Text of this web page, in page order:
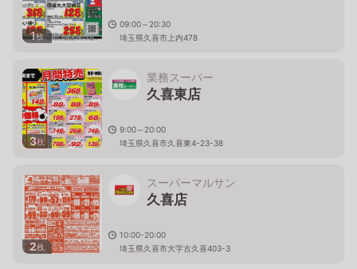
1枚
09:00～20:30
埼玉県久喜市上内478
3枚
業務スーパー
久喜東店
9:00～20:00
埼玉県久喜市久喜東4-23-38
2枚
スーパーマルサン
久喜店
10:00-20:00
埼玉県久喜市大字古久喜403-3